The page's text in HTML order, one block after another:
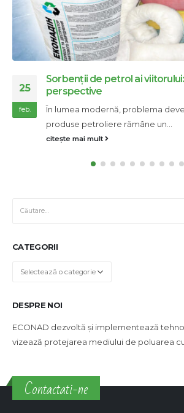
Sorbenții de petrol ai viitorului: inovații și
perspective
În lumea modernă, problema deversărilor
produse petroliere rămâne un...
citește mai mult
CATEGORII
Categorii
DESPRE NOI
ECONAD dezvoltă și implementează
vizează protejarea mediului de poluarea
Contactati-ne